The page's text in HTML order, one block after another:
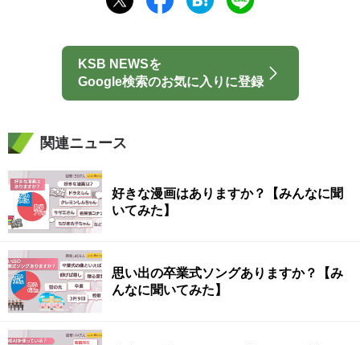
KSB NEWSを
Google検索のお気に入りに登録
関連ニュース
好きな漫画はありますか？【みんなに聞
いてみた】
思い出の卒業式ソングありますか？【み
んなに聞いてみた】